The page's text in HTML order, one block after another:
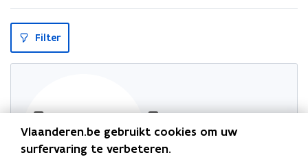
van
Agentschap
Binnenlands
Filter
Vlaanderen.be gebruikt cookies om uw
surfervaring te verbeteren.